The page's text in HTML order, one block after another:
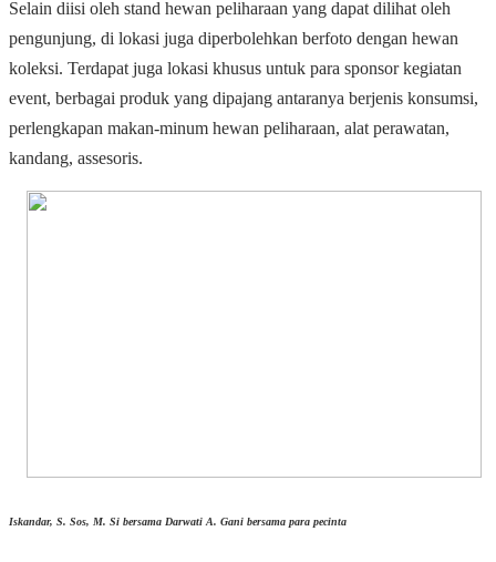
Selain diisi oleh stand hewan peliharaan yang dapat dilihat oleh
pengunjung, di lokasi juga diperbolehkan berfoto dengan hewan
koleksi. Terdapat juga lokasi khusus untuk para sponsor kegiatan
event, berbagai produk yang dipajang antaranya berjenis konsumsi,
perlengkapan makan-minum hewan peliharaan, alat perawatan,
kandang, assesoris.
Iskandar, S. Sos, M. Si bersama Darwati A. Gani bersama para pecinta